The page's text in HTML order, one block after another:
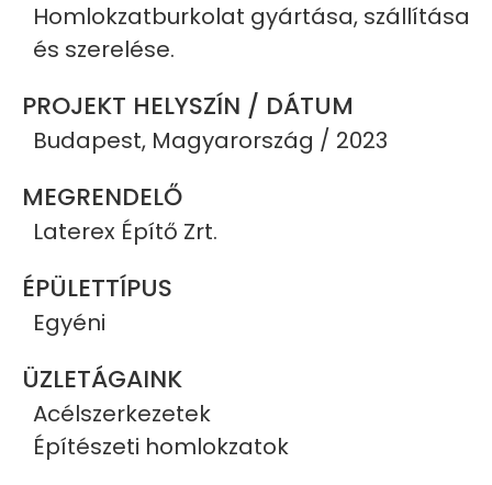
Homlokzatburkolat gyártása, szállítása
és szerelése.
PROJEKT HELYSZÍN / DÁTUM
Budapest, Magyarország / 2023
MEGRENDELŐ
Laterex Építő Zrt.
ÉPÜLETTÍPUS
Egyéni
ÜZLETÁGAINK
Acélszerkezetek
Építészeti homlokzatok